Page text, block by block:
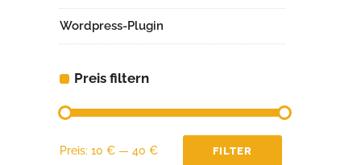
Wordpress-Plugin
Preis filtern
Min.
Max.
FILTER
Preis: 10 € — 40 €